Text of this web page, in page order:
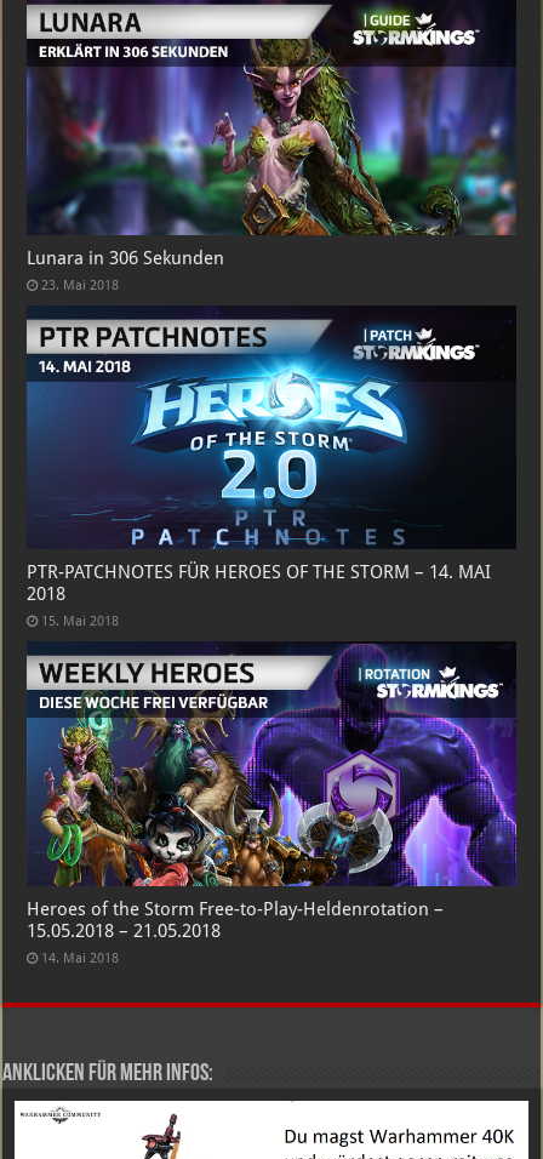
Lunara in 306 Sekunden
23. Mai 2018
PTR-PATCHNOTES FÜR HEROES OF THE STORM – 14. MAI
2018
15. Mai 2018
Heroes of the Storm Free-to-Play-Heldenrotation –
15.05.2018 – 21.05.2018
14. Mai 2018
Anklicken für mehr Infos: